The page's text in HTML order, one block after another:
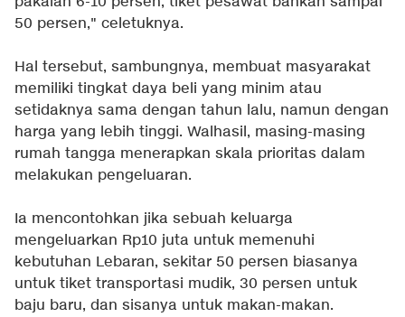
50 persen," celetuknya.
Hal tersebut, sambungnya, membuat masyarakat
memiliki tingkat daya beli yang minim atau
setidaknya sama dengan tahun lalu, namun dengan
harga yang lebih tinggi. Walhasil, masing-masing
rumah tangga menerapkan skala prioritas dalam
melakukan pengeluaran.
Ia mencontohkan jika sebuah keluarga
mengeluarkan Rp10 juta untuk memenuhi
kebutuhan Lebaran, sekitar 50 persen biasanya
untuk tiket transportasi mudik, 30 persen untuk
baju baru, dan sisanya untuk makan-makan.